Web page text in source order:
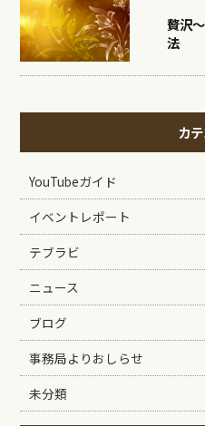
贅沢
法
カ
YouTubeガイド
イベントレポート
テブラビ
ニュース
ブログ
事務局よりおしらせ
未分類